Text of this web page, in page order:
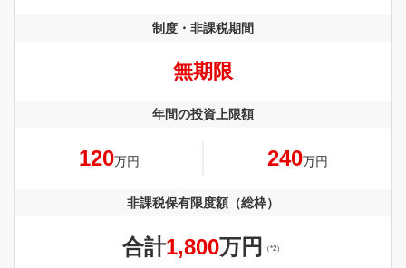
制度・非課税期間
無期限
年間の投資上限額
120万円 240万円
非課税保有限度額（総枠）
合計1,800万円 （*2）